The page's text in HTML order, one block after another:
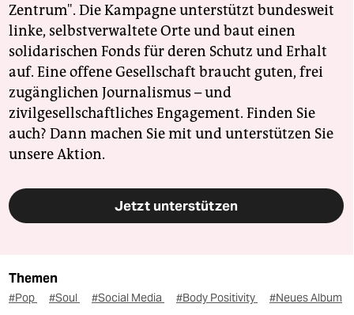
Zentrum". Die Kampagne unterstützt bundesweit
linke, selbstverwaltete Orte und baut einen
solidarischen Fonds für deren Schutz und Erhalt
auf. Eine offene Gesellschaft braucht guten, frei
zugänglichen Journalismus – und
zivilgesellschaftliches Engagement. Finden Sie
auch? Dann machen Sie mit und unterstützen Sie
unsere Aktion.
Jetzt unterstützen
Themen
#Pop #Soul #Social Media #Body Positivity
#Neues Album